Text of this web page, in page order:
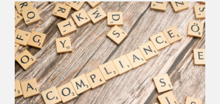
gesammelt wurden, bieten wertvolle Weisheit für
angehende Datenwissenschaftler und Branchenprofis
gleichermaßen. Fortlaufendes Lernen annehmen: Das
Feld...